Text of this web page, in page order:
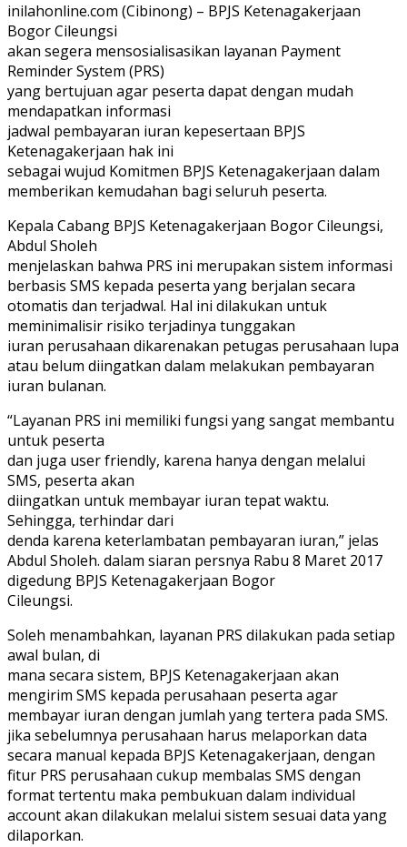
inilahonline.com (Cibinong) – BPJS Ketenagakerjaan
Bogor Cileungsi
akan segera mensosialisasikan layanan Payment
Reminder System (PRS)
yang bertujuan agar peserta dapat dengan mudah
mendapatkan informasi
jadwal pembayaran iuran kepesertaan BPJS
Ketenagakerjaan hak ini
sebagai wujud Komitmen BPJS Ketenagakerjaan dalam
memberikan kemudahan bagi seluruh peserta.
Kepala Cabang BPJS Ketenagakerjaan Bogor Cileungsi,
Abdul Sholeh
menjelaskan bahwa PRS ini merupakan sistem informasi
berbasis SMS kepada peserta yang berjalan secara
otomatis dan terjadwal. Hal ini dilakukan untuk
meminimalisir risiko terjadinya tunggakan
iuran perusahaan dikarenakan petugas perusahaan lupa
atau belum diingatkan dalam melakukan pembayaran
iuran bulanan.
“Layanan PRS ini memiliki fungsi yang sangat membantu
untuk peserta
dan juga user friendly, karena hanya dengan melalui
SMS, peserta akan
diingatkan untuk membayar iuran tepat waktu.
Sehingga, terhindar dari
denda karena keterlambatan pembayaran iuran,” jelas
Abdul Sholeh. dalam siaran persnya Rabu 8 Maret 2017
digedung BPJS Ketenagakerjaan Bogor
Cileungsi.
Soleh menambahkan, layanan PRS dilakukan pada setiap
awal bulan, di
mana secara sistem, BPJS Ketenagakerjaan akan
mengirim SMS kepada perusahaan peserta agar
membayar iuran dengan jumlah yang tertera pada SMS.
jika sebelumnya perusahaan harus melaporkan data
secara manual kepada BPJS Ketenagakerjaan, dengan
fitur PRS perusahaan cukup membalas SMS dengan
format tertentu maka pembukuan dalam individual
account akan dilakukan melalui sistem sesuai data yang
dilaporkan.